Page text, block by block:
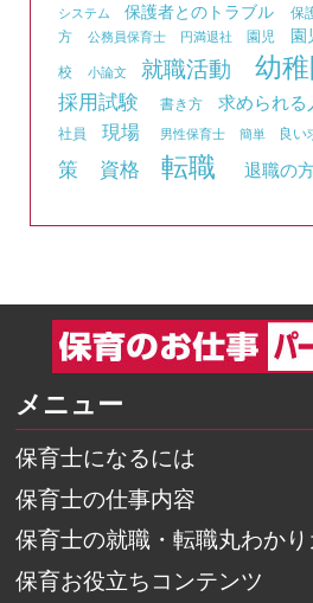
システム
保護者とのトラブル
保
方
公務員保育士 円満退社 園児 園
校
小論文 就職活動 幼
採用試験 書き方 求められる
社員
現場 男性保育士 簡単 良い
策
資格 転職 退職の
メニュー
保育士になるには
保育士の仕事内容
保育士の就職・転職丸わかり
保育お役立ちコンテンツ